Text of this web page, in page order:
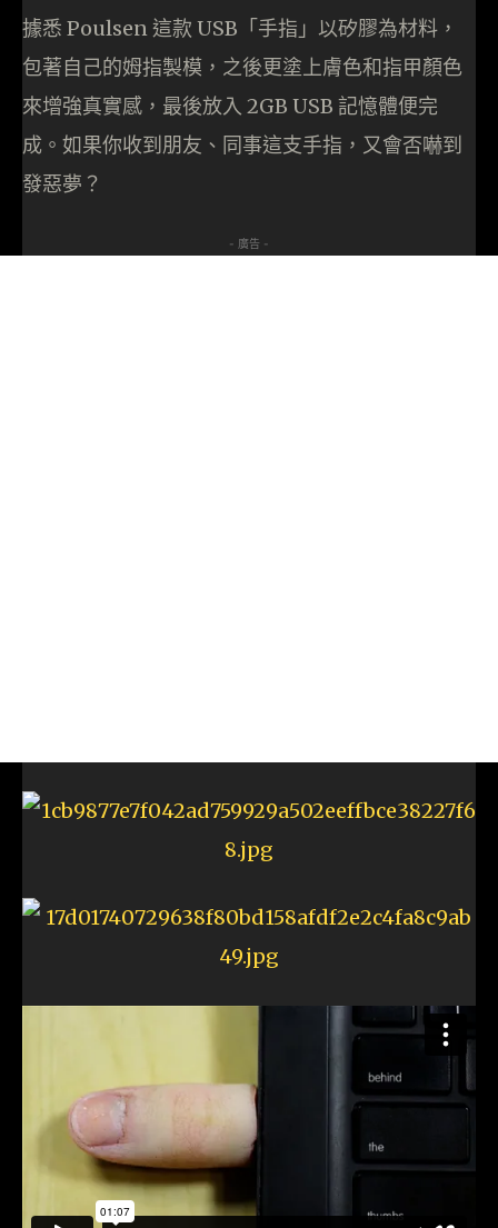
據悉 Poulsen 這款 USB「手指」以矽膠為材料，
包著自己的姆指製模，之後更塗上膚色和指甲顏色
來增強真實感，最後放入 2GB USB 記憶體便完
成。如果你收到朋友、同事這支手指，又會否嚇到
發惡夢？
- 廣告 -